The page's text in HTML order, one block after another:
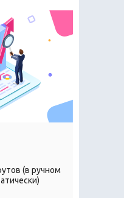
(в ручном